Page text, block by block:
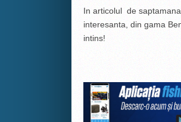
In articolul de
interesanta, din gama
intins!